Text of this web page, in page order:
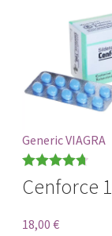
Generic VIAGRA
Bewertet
von 5
Cenforce
18,00 €